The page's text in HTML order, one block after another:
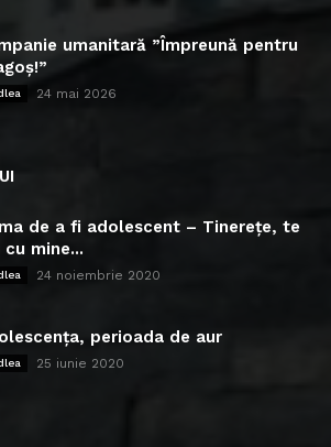
umanitară ”Împreună pentru
24 mai 2026
de a fi adolescent – Tinerețe, te
cu mine...
24 noiembrie 2020
perioada de aur
25 iunie 2020